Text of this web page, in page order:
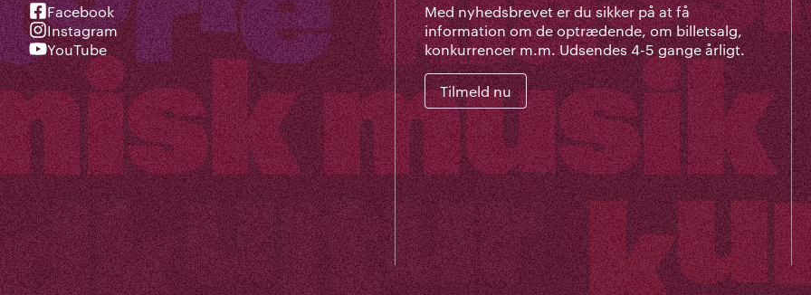
Facebook
Instagram
YouTube
Med nyhedsbrevet er du sikker på at få
information om de optrædende, om billetsalg,
konkurrencer m.m. Udsendes 4-5 gange årligt.
Tilmeld nu